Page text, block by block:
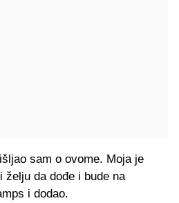
sam o ovome. Moja je
želju da dođe i bude na
i dodao.